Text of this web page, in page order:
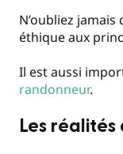
N’oubliez
éthique aux
Il est aussi
randonneur.
Les